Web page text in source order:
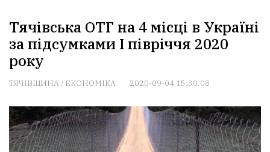
Тячівська ОТГ на 4 місці в Україні
за підсумками І півріччя 2020
року
ТЯЧІВЩИНА/ ЕКОНОМІКА 2020-09-04 15:30:08